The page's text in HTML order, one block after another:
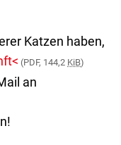
Katzen haben,
(PDF, 144,2 KiB)
an